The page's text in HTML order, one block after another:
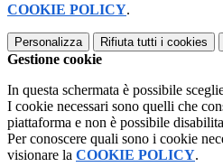
COOKIE POLICY.
Personalizza Rifiuta tutti i cookies
Gestione cookie
In questa schermata è possibile
I cookie necessari sono quelli che
piattaforma e non è possibile
Per conoscere quali sono i cookie
visionare la COOKIE POLICY.